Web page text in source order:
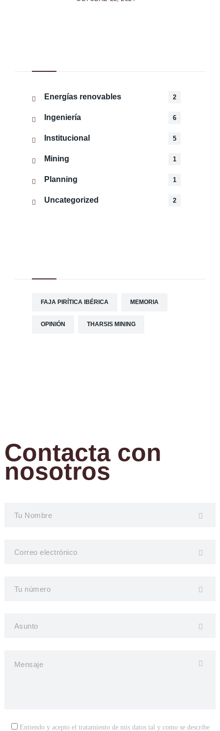
Energías renovables 2
Ingeniería 6
Institucional 5
Mining 1
Planning 1
Uncategorized 2
FAJA PIRÍTICA IBÉRICA MEMORIA
OPINIÓN THARSIS MINING
Contacta con
nosotros
Entiendo y acepto el tratamiento de mis datos tal y como se describe